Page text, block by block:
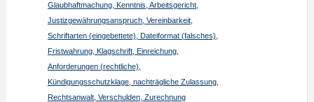
Glaubhaftmachung, Kenntnis, Arbeitsgericht,
Justizgewährungsanspruch, Vereinbarkeit,
Schriftarten (eingebettete), Dateiformat (falsches),
Fristwahrung, Klagschrift, Einreichung,
Anforderungen (rechtliche),
Kündigungsschutzklage, nachträgliche Zulassung,
Rechtsanwalt, Verschulden, Zurechnung